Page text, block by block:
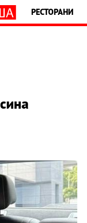
РЕСТОРАНИ